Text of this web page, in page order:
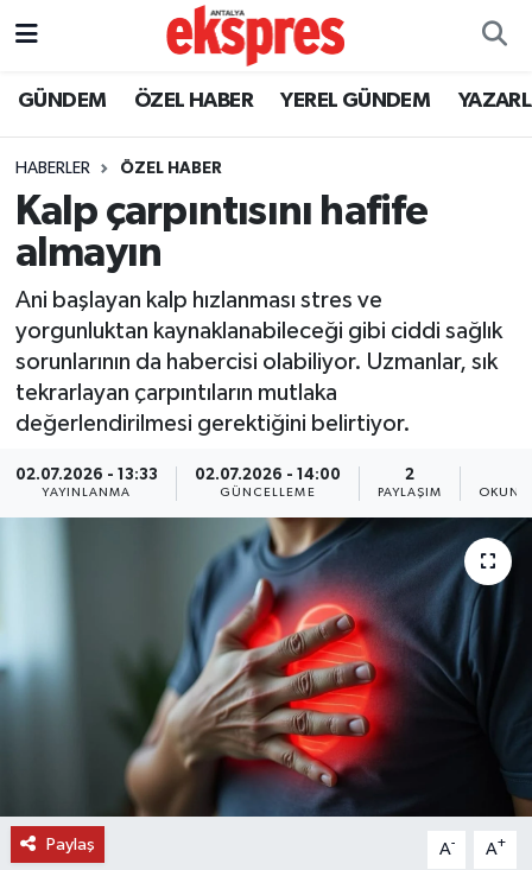
GÜNDEM ÖZEL HABER YEREL GÜNDEM
HABERLER ÖZEL HABER
Kalp çarpıntısını hafife
almayın
Ani başlayan kalp hızlanması stres ve
yorgunluktan kaynaklanabileceği gibi ciddi sağlık
sorunlarının da habercisi olabiliyor. Uzmanlar, sık
tekrarlayan çarpıntıların mutlaka
değerlendirilmesi gerektiğini belirtiyor.
02.07.2026 - 13:33
YAYINLANMA
02.07.2026 - 14:00
GÜNCELLEME
2
PAYLAŞIM
Paylaş A- A+
ÖZEL HABER
YEREL GÜNDEM
EKONOMİ
KÜLTÜR - SANAT
SPOR
SAĞLIK
RÖPORTAJ
VİDEO HABERLER
Nöbetçi Eczaneler
Trafik Durumu
Süper Lig Puan Durumu ve Fikstür
Tüm Manşetler
Son Dakika Haberleri